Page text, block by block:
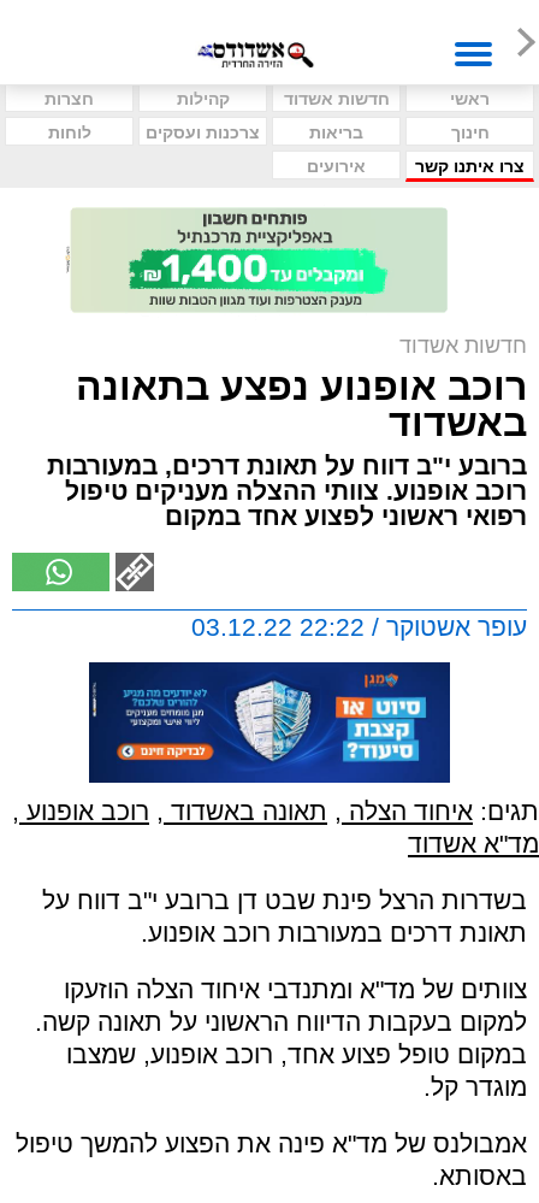
ראשי חדשות אשדוד קהילות
חצרות
חינוך
בריאות צרכנות ועסקים
לוחות
צרו איתנו קשר
אירועים
חדשות אשדוד
רוכב אופנוע נפצע בתאונה
באשדוד
ברובע י"ב דווח על תאונת דרכים, במעורבות
רוכב אופנוע. צוותי ההצלה מעניקים טיפול
רפואי ראשוני לפצוע אחד במקום
עופר אשטוקר / 22:22 03.12.22
תגים: איחוד הצלה , תאונה באשדוד , רוכב אופנוע ,
מד"א אשדוד
בשדרות הרצל פינת שבט דן ברובע י"ב דווח על
תאונת דרכים במעורבות רוכב אופנוע.
צוותים של מד"א ומתנדבי איחוד הצלה הוזעקו
למקום בעקבות הדיווח הראשוני על תאונה קשה.
במקום טופל פצוע אחד, רוכב אופנוע, שמצבו
מוגדר קל.
אמבולנס של מד"א פינה את הפצוע להמשך טיפול
באסותא.